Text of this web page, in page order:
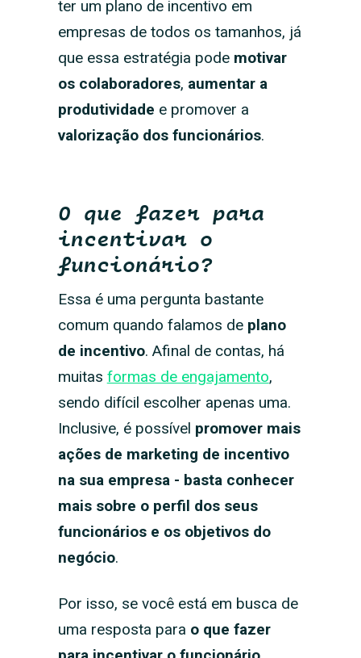
ter um plano de incentivo em
empresas de todos os tamanhos, já
que essa estratégia pode motivar
os colaboradores, aumentar a
produtividade e promover a
valorização dos funcionários.
O que fazer para
incentivar o
funcionário?
Essa é uma pergunta bastante
comum quando falamos de plano
de incentivo. Afinal de contas, há
muitas formas de engajamento,
sendo difícil escolher apenas uma.
Inclusive, é possível promover mais
ações de marketing de incentivo
na sua empresa - basta conhecer
mais sobre o perfil dos seus
funcionários e os objetivos do
negócio.
Por isso, se você está em busca de
uma resposta para o que fazer